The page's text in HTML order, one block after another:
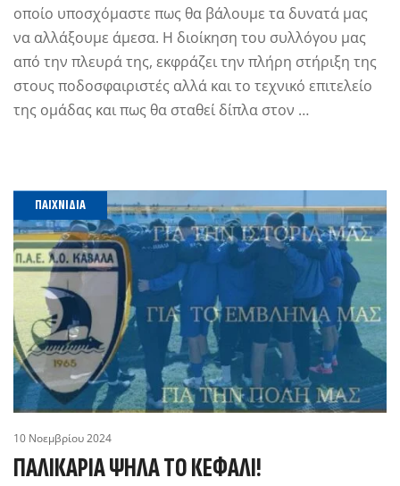
οποίο υποσχόμαστε πως θα βάλουμε τα δυνατά μας
να αλλάξουμε άμεσα. Η διοίκηση του συλλόγου μας
από την πλευρά της, εκφράζει την πλήρη στήριξη της
στους ποδοσφαιριστές αλλά και το τεχνικό επιτελείο
της ομάδας και πως θα σταθεί δίπλα στον …
ΠΑΙΧΝΊΔΙΑ
10 Νοεμβρίου 2024
ΠΑΛΙΚΆΡΙΑ ΨΗΛΑ ΤΟ ΚΕΦΑΛΙ!